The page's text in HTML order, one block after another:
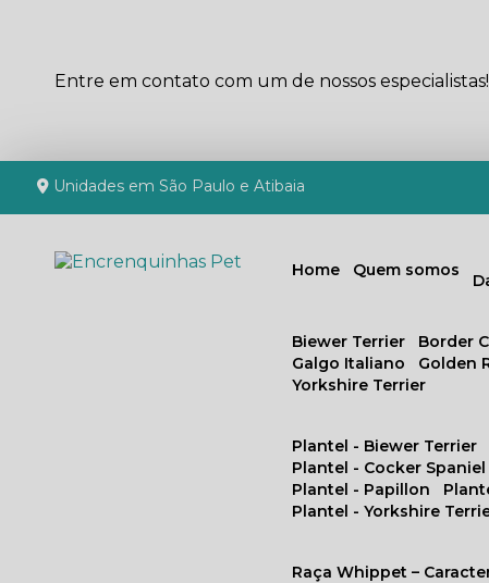
Entre em contato com um de nossos especialistas!
Unidades em São Paulo e Atibaia
Home Quem somos
Plantel - Biewer Terrier
Plantel - Cocker
Plantel - Papillon
Plantel - Yorkshire
Raça Whippet –
Biewer Terrier
Border
Galgo Italiano
Golden
Yorkshire Terrier